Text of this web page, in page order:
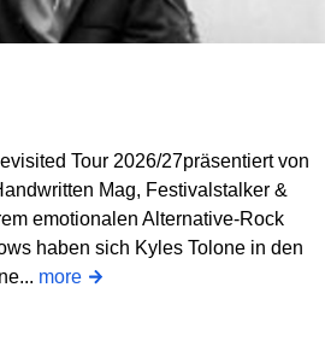
Tour 2026/27präsentiert von
Mag, Festivalstalker &
emotionalen Alternative-Rock
haben sich Kyles Tolone in den
more